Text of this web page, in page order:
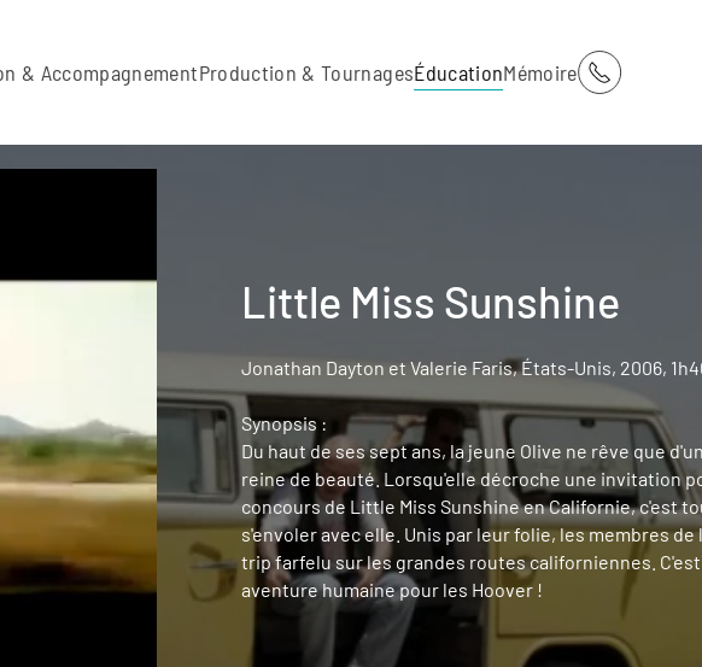
& AccompagnementProduction & TournagesÉducationMémoire
Little Miss Sunshine
Jonathan Dayton et Valerie Faris, États-Unis, 2006,
Synopsis :
Du haut de ses sept ans, la jeune Olive ne rêve que
reine de beauté. Lorsqu'elle décroche une invitation
concours de Little Miss Sunshine en Californie, c'est
s'envoler avec elle. Unis par leur folie, les membres
trip farfelu sur les grandes routes californiennes.
aventure humaine pour les Hoover !